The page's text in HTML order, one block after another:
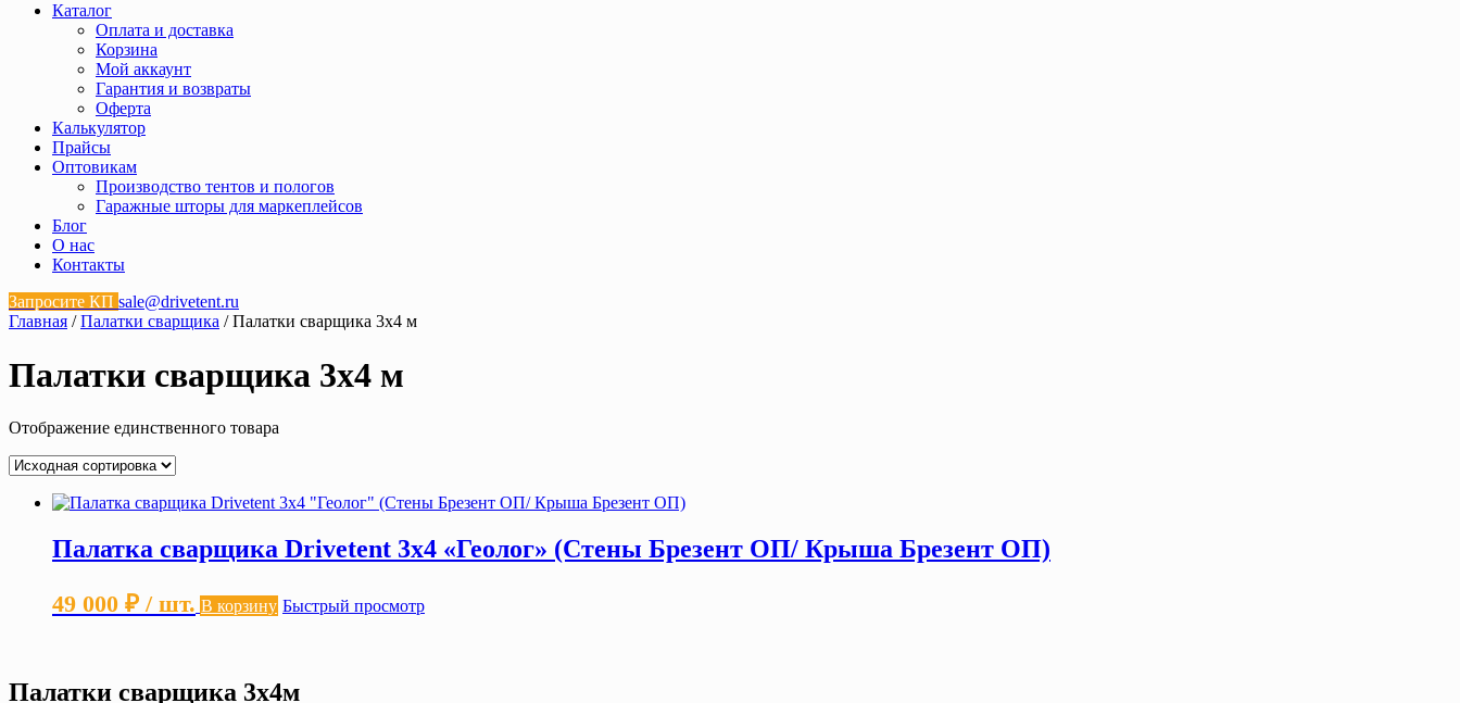
Каталог
Оплата и доставка
Корзина
Мой аккаунт
Гарантия и возвраты
Оферта
Калькулятор
Прайсы
Оптовикам
Производство тентов и пологов
Гаражные шторы для маркеплейсов
Блог
О нас
Контакты
Запросите КП sale@drivetent.ru
Главная /Палатки сварщика / Палатки сварщика 3х4 м
Палатки сварщика 3х4 м
Отображение единственного товара
Палатка сварщика Drivetent 3х4 «Геолог» (Стены Брезент ОП/ Крыша Брезент ОП)
49 000 ₽ / шт. В корзину Быстрый просмотр
Палатки сварщика 3х4м